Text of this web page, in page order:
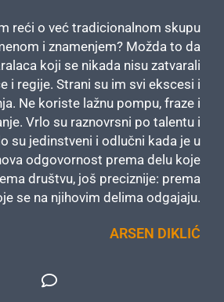
reći o već tradicionalnom skupu
i znamenjem? Možda to da
koji se nikada nisu zatvarali
i regije. Strani su im svi ekscesi i
Ne koriste lažnu pompu, fraze i
Vrlo su raznovrsni po talentu i
su jedinstveni i odlučni kada je u
odgovornost prema delu koje
društvu, još preciznije: prema
se na njihovim delima odgajaju.
ARSEN DIKLIĆ